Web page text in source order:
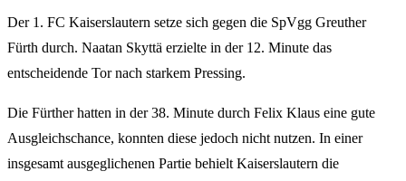
Der 1. FC Kaiserslautern setze sich gegen die SpVgg Greuther
Fürth durch. Naatan Skyttä erzielte in der 12. Minute das
entscheidende Tor nach starkem Pressing.
Die Fürther hatten in der 38. Minute durch Felix Klaus eine gute
Ausgleichschance, konnten diese jedoch nicht nutzen. In einer
insgesamt ausgeglichenen Partie behielt Kaiserslautern die